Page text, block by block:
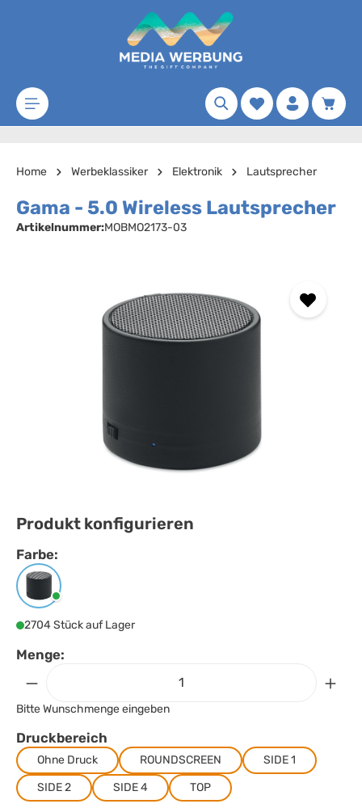
Zum Hauptinhalt springen
Merkzettel
Home Werbeklassiker Elektronik Lautsprecher
Gama - 5.0 Wireless Lautsprecher
Artikelnummer:MOBMO2173-03
Produkt konfigurieren
Farbe:
Farbeauswählen
Schwarz
2704 Stück auf Lager
Menge:
Bitte Wunschmenge eingeben
Druckbereich
Ohne Druck ROUNDSCREEN
SIDE 1
SIDE 2
SIDE 4 TOP